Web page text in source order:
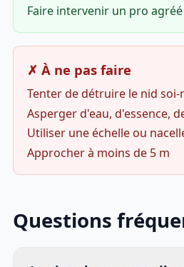
Faire intervenir un pro agréé
✗ À ne pas faire
Tenter de détruire le nid soi-
Asperger d'eau, d'essence,
Utiliser une échelle ou
Approcher à moins de 5 m
Questions